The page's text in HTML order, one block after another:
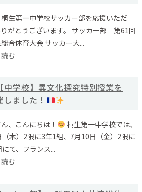
生第一中学校サッカー部を応援いただ
りがとうございます。 サッカー部 第61回
合体育大会 サッカー大...
む
【中学校】異文化探究特別授業を
しました！
、こんにちは！
桐生第一中学校では、
（木）2限に3年1組、7月10日（金）2限に
にて、フランス...
む